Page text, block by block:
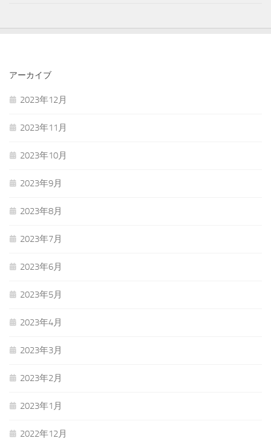
アーカイブ
2023年12月
2023年11月
2023年10月
2023年9月
2023年8月
2023年7月
2023年6月
2023年5月
2023年4月
2023年3月
2023年2月
2023年1月
2022年12月